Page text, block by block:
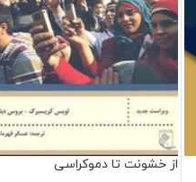
از خشونت تا دموکراسی